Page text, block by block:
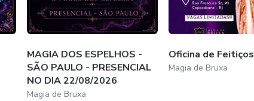
MAGIA DOS ESPELHOS -
SÃO PAULO - PRESENCIAL
NO DIA 22/08/2026
Magia de Bruxa
Oficina de Feitiços
Magia de Bruxa